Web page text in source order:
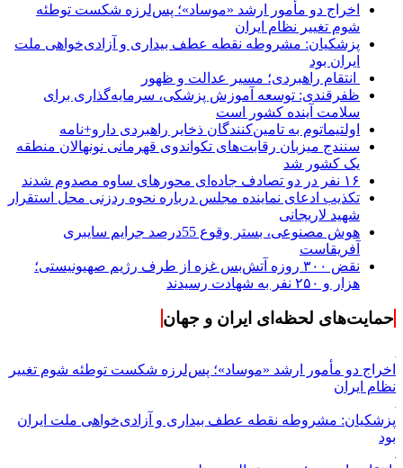
اخراج دو مأمور ارشد «موساد»؛ پس‌لرزه شکست توطئه
شوم تغییر نظام ایران
پزشکیان: مشروطه نقطه عطف بیداری و آزادی‌خواهی ملت
ایران بود
انتقام راهبردی؛ مسیر عدالت و ظهور
ظفرقندی: توسعه آموزش پزشکی، سرمایه‌گذاری برای
سلامت آینده کشور است
اولتیماتوم به تامین‌کنندگان ذخایر راهبردی دارو+نامه
سنندج میزبان رقابت‌های تکواندوی قهرمانی نونهالان منطقه
یک کشور شد
۱۶ نفر در دو تصادف جاده‌ای محورهای ساوه مصدوم شدند
تکذیب ادعای نماینده مجلس درباره نحوه ردزنی محل استقرار
شهید لاریجانی
هوش مصنوعی، بستر وقوع 55درصد جرایم سایبری
آفریقاست
نقض ۳۰۰ روزه آتش‌بس غزه از طرف رژیم صهیونیستی؛
هزار و ۲۵۰ نفر به شهادت رسیدند
حمایت‌های لحظه‌ای ایران و جهان
اخراج دو مأمور ارشد «موساد»؛ پس‌لرزه شکست توطئه شوم تغییر
نظام ایران
پزشکیان: مشروطه نقطه عطف بیداری و آزادی‌خواهی ملت ایران
بود